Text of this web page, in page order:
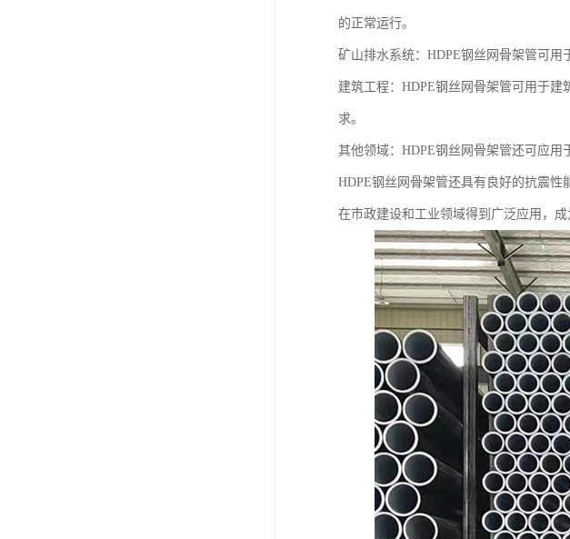
的正常运行。
矿山排水系统：HDPE钢丝网骨架管可用
建筑工程：HDPE钢丝网骨架管可用于
求。
其他领域：HDPE钢丝网骨架管还可应用
HDPE钢丝网骨架管还具有良好的抗震
在市政建设和工业领域得到广泛应用，